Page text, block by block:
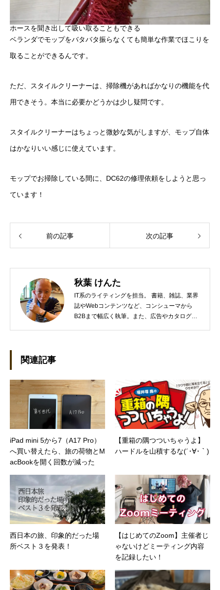
ホースを聞き出して吸い取ることもできる
ベランダでモップをバタバタ振らなくても簡単な作業でほこりを
取ることができるんです。
ただ、スタイルクリーナーは、掃除機があればかなりの機能を代
用できそう。本当に必要かどうかは少し疑問です。
スタイルクリーナーはちょっと微妙な気がしますが、モップ自体
はかなりいい感じに使えています。
モップでお掃除している間に、DC62の修理依頼をしようと思っ
ています！
前の記事 次の記事
秋葉 けんた
IT系のライティングを担当。 書籍、雑誌、業界
誌やWebコンテンツなど、コンシューマから
B2Bまで幅広く執筆。また、広告やカタログ、
ージ（SAN/NAS/LTO/SASなど）、セキュリテ
ィ（BIOS/UTM/情報漏えい対策/デザスタリカバ
リ/内部統制・コンプライアンス/ネットワーク
セキュリティ/メールセキュリティなど）、ネッ
トワーク（KVMスイッチ/グループウェア/サー
バ/資産管理/シンクライアント/ホスティングな
ど）、その他（.NET/BI/カタログ/各種戦略/導入
事例/パートナー取材など）…ほか、多数執筆。
●連絡先 メール：kenta@office-mica.com
関連記事
iPad mini 5から7（A17 Pro）
へ買い替えたら、旅の荷物とM
acBookを開く回数が減った
【重箱の隅つついちゃうよ】
ハードルを山積するな(´･∀･｀)
西日本の旅、印象的だった場
所ベスト３を発表！
【はじめてのZoom】主催者じ
ゃないけどミーティング内容
を記録したい！